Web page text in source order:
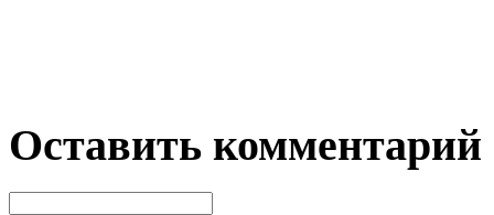
Оставить комментарий